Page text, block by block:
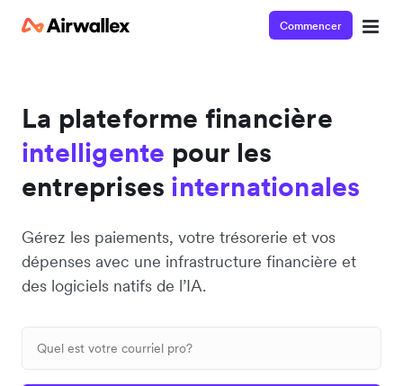
Commencer
La plateforme financière
intelligente pour les
entreprises internationales
Gérez les paiements, votre trésorerie et vos
dépenses avec une infrastructure financière et
des logiciels natifs de l’IA.